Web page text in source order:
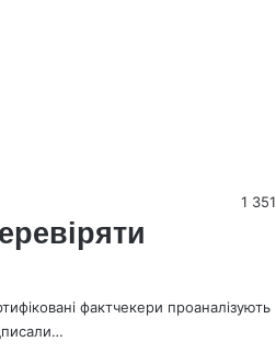
1 351
фактчекери проаналізують